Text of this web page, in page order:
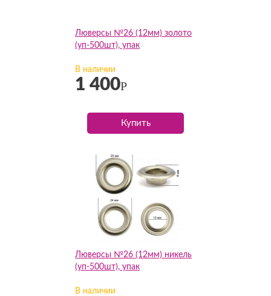
Люверсы №26 (12мм) золото
(уп-500шт), упак
В наличии
1 400Р
Купить
Люверсы №26 (12мм) никель
(уп-500шт), упак
В наличии